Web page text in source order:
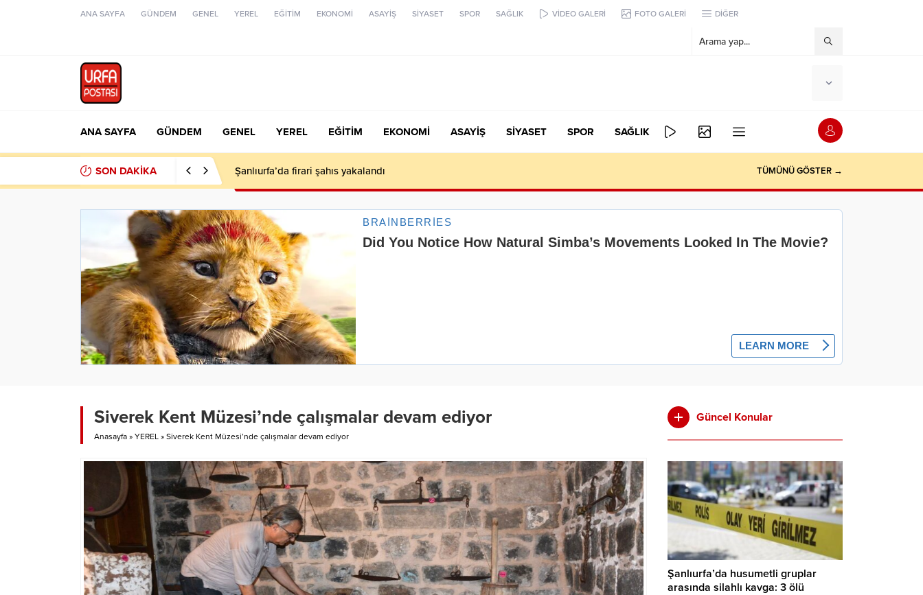
ANA SAYFA GÜNDEM GENEL YEREL EĞİTİM EKONOMİ ASAYİŞ SİYASET SPOR SAĞLIK VİDEO GALERİ FOTO GALERİ DİĞER
ANA SAYFA GÜNDEM GENEL YEREL EĞİTİM EKONOMİ ASAYİŞ SİYASET SPOR SAĞLIK
SON DAKİKA Şanlıurfa’da firari şahıs yakalandı TÜMÜNÜ GÖSTER →
Siverek Kent Müzesi’nde çalışmalar devam ediyor
Anasayfa » YEREL » Siverek Kent Müzesi’nde çalışmalar devam ediyor
Güncel Konular
Şanlıurfa’da husumetli gruplar
arasında silahlı kavga: 3 ölü